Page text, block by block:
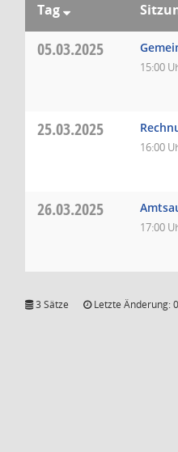
Tag
05.03.2025
15:00
25.03.2025
16:00
26.03.2025
17:00
3 Sätze Letzte Änderung: